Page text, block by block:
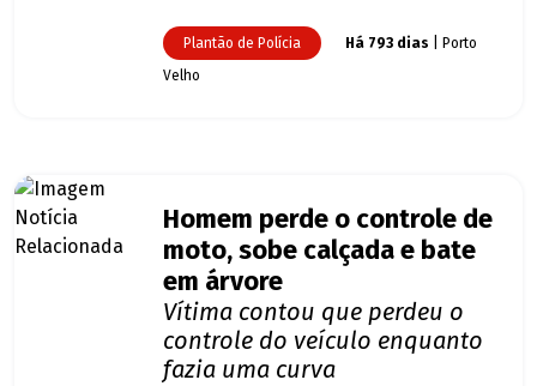
Plantão de Polícia Há 793 dias | Porto
Velho
Homem perde o controle de
moto, sobe calçada e bate
em árvore
Vítima contou que perdeu o
controle do veículo enquanto
fazia uma curva